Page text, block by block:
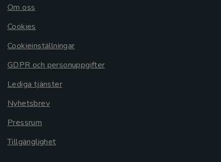
Om oss
Cookies
Cookieinställningar
GDPR och personuppgifter
Lediga tjänster
Nyhetsbrev
Pressrum
Tillgänglighet